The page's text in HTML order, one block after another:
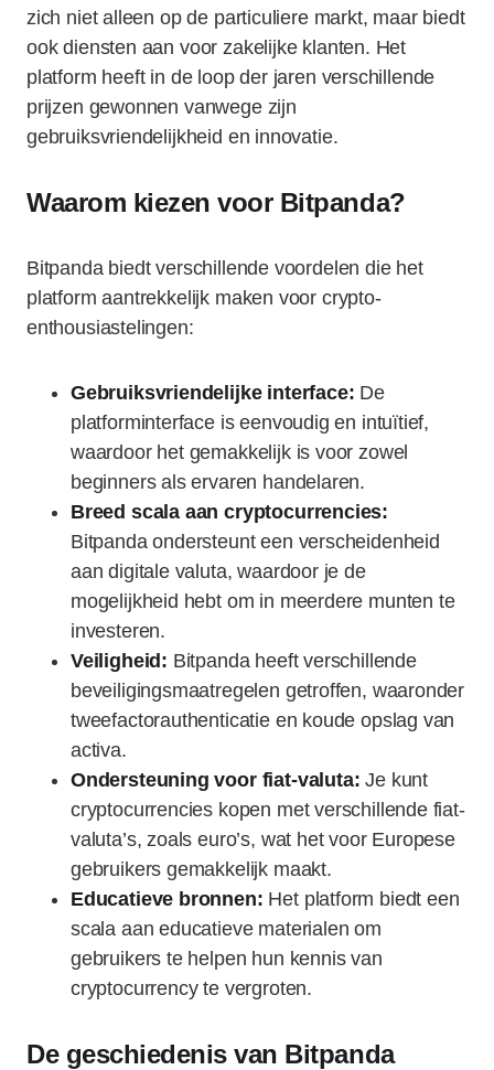
zich niet alleen op de particuliere markt, maar biedt
ook diensten aan voor zakelijke klanten. Het
platform heeft in de loop der jaren verschillende
prijzen gewonnen vanwege zijn
gebruiksvriendelijkheid en innovatie.
Waarom kiezen voor Bitpanda?
Bitpanda biedt verschillende voordelen die het
platform aantrekkelijk maken voor crypto-
enthousiastelingen:
Gebruiksvriendelijke interface: De
platforminterface is eenvoudig en intuïtief,
waardoor het gemakkelijk is voor zowel
beginners als ervaren handelaren.
Breed scala aan cryptocurrencies:
Bitpanda ondersteunt een verscheidenheid
aan digitale valuta, waardoor je de
mogelijkheid hebt om in meerdere munten te
investeren.
Veiligheid: Bitpanda heeft verschillende
beveiligingsmaatregelen getroffen, waaronder
tweefactorauthenticatie en koude opslag van
activa.
Ondersteuning voor fiat-valuta: Je kunt
cryptocurrencies kopen met verschillende fiat-
valuta’s, zoals euro’s, wat het voor Europese
gebruikers gemakkelijk maakt.
Educatieve bronnen: Het platform biedt een
scala aan educatieve materialen om
gebruikers te helpen hun kennis van
cryptocurrency te vergroten.
De geschiedenis van Bitpanda